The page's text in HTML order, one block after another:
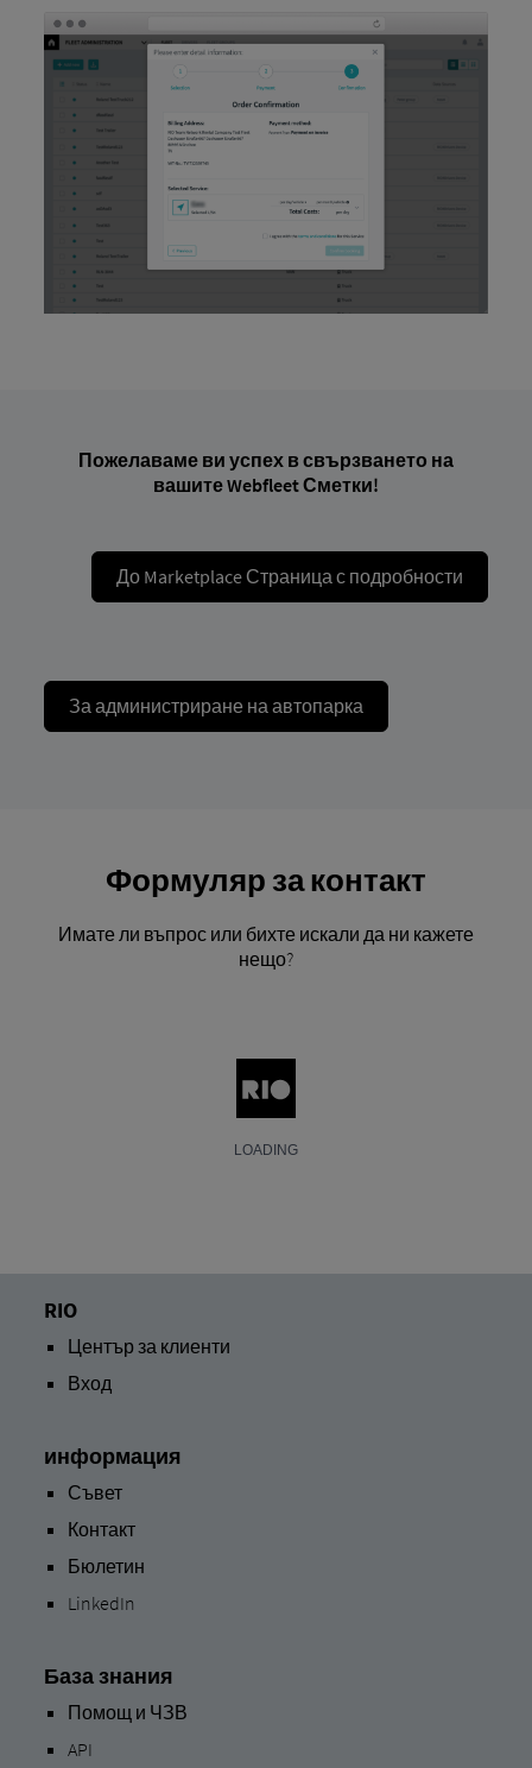
Пожелаваме ви успех в свързването на
вашите Webfleet Сметки!
До Marketplace Страница с подробности
За администриране на автопарка
Формуляр за контакт
Имате ли въпрос или бихте искали да ни кажете
нещо?
RIO
Център за клиенти
Вход
информация
Съвет
Контакт
Бюлетин
LinkedIn
База знания
Помощ и ЧЗВ
API